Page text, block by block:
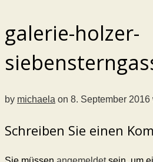
galerie-holzer-
by michaela on 8. September 2016
Schreiben Sie einen